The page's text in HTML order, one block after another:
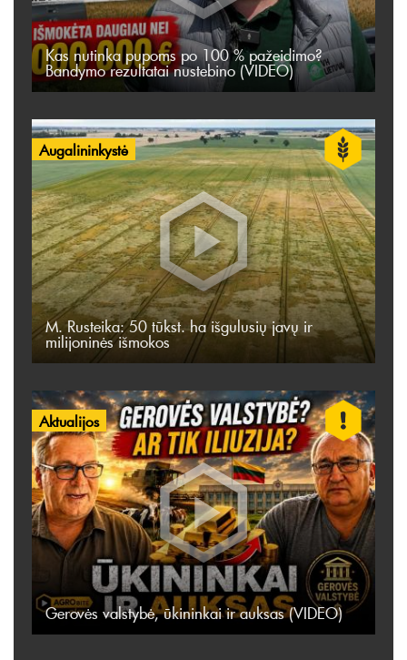
Kas nutinka pupoms po 100 % pažeidimo?
Bandymo rezultatai nustebino (VIDEO)
Augalininkystė
M. Rusteika: 50 tūkst. ha išgulusių javų ir
milijoninės išmokos
Aktualijos
Gerovės valstybė, ūkininkai ir auksas (VIDEO)